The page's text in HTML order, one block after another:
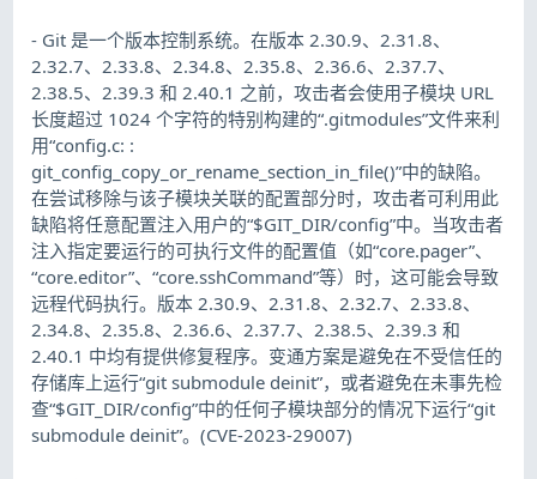
- Git 是一个版本控制系统。在版本 2.30.9、2.31.8、
2.32.7、2.33.8、2.34.8、2.35.8、2.36.6、2.37.7、
2.38.5、2.39.3 和 2.40.1 之前，攻击者会使用子模块 URL
长度超过 1024 个字符的特别构建的“.gitmodules”文件来利
用“config.c: :
git_config_copy_or_rename_section_in_file()”中的缺陷。
在尝试移除与该子模块关联的配置部分时，攻击者可利用此
缺陷将任意配置注入用户的“$GIT_DIR/config”中。当攻击者
注入指定要运行的可执行文件的配置值（如“core.pager”、
“core.editor”、“core.sshCommand”等）时，这可能会导致
远程代码执行。版本 2.30.9、2.31.8、2.32.7、2.33.8、
2.34.8、2.35.8、2.36.6、2.37.7、2.38.5、2.39.3 和
2.40.1 中均有提供修复程序。变通方案是避免在不受信任的
存储库上运行“git submodule deinit”，或者避免在未事先检
查“$GIT_DIR/config”中的任何子模块部分的情况下运行“git
submodule deinit”。(CVE-2023-29007)